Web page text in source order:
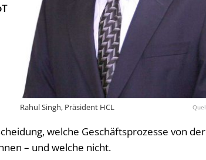
Rahul Singh, Präsident HCL
welche Geschäftsprozesse von der
– und welche nicht.